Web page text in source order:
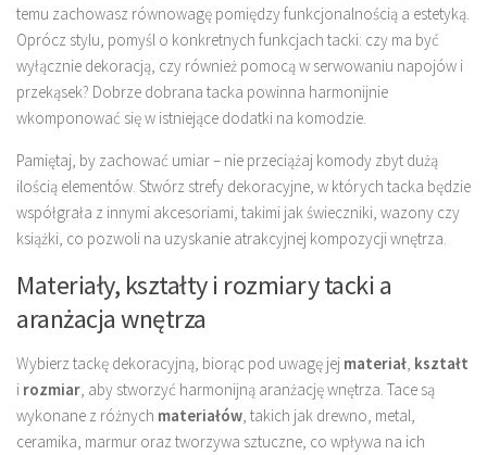
temu zachowasz równowagę pomiędzy funkcjonalnością a estetyką.
Oprócz stylu, pomyśl o konkretnych funkcjach tacki: czy ma być
wyłącznie dekoracją, czy również pomocą w serwowaniu napojów i
przekąsek? Dobrze dobrana tacka powinna harmonijnie
wkomponować się w istniejące dodatki na komodzie.
Pamiętaj, by zachować umiar – nie przeciążaj komody zbyt dużą
ilością elementów. Stwórz strefy dekoracyjne, w których tacka będzie
współgrała z innymi akcesoriami, takimi jak świeczniki, wazony czy
książki, co pozwoli na uzyskanie atrakcyjnej kompozycji wnętrza.
Materiały, kształty i rozmiary tacki a
aranżacja wnętrza
Wybierz tackę dekoracyjną, biorąc pod uwagę jej materiał kształt
i rozmiar , aby stworzyć harmonijną aranżację wnętrza. Tace są
wykonane z różnych materiałów , takich jak drewno, metal,
ceramika, marmur oraz tworzywa sztuczne, co wpływa na ich